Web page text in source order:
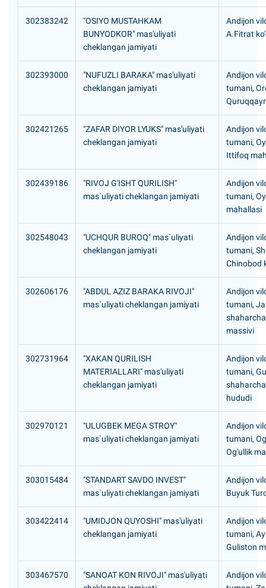
302383242
"OSIYO MUSTAHKAM
BUNYODKOR" mas'uliyati
cheklangan jamiyati
Andijon
A.Fitrat
302393000
"NUFUZLI BARAKA" mas'uliyati
cheklangan jamiyati
Andijon
tumani,
302421265
"ZAFAR DIYOR LYUKS" mas'uliyati
cheklangan jamiyati
Andijon
tumani,
Ittifoq
302439186
"RIVOJ G'ISHT QURILISH"
mas`uliyati cheklangan jamiyati
Andijon
tumani,
mahallasi
302548043
"UCHQUR BUROQ" mas`uliyati
cheklangan jamiyati
Andijon
tumani,
Chinobod
302606176
"ABDUL AZIZ BARAKA RIVOJI"
mas`uliyati cheklangan jamiyati
Andijon
tumani,
massivi
302731964
"XAKAN QURILISH
MATERIALLARI" mas'uliyati
cheklangan jamiyati
Andijon
tumani,
hududi
302970121
"ULUGBEK MEGA STROY"
mas`uliyati cheklangan jamiyati
Andijon
tumani,
Og'ullik
303015484
"STANDART SAVDO INVEST"
mas`uliyati cheklangan jamiyati
Andijon
Buyuk
303422414
"UMIDJON QUYOSHI" mas'uliyati
cheklangan jamiyati
Andijon
tumani,
Guliston
303467570
"SANOAT KON RIVOJI" mas'uliyati
Andijon